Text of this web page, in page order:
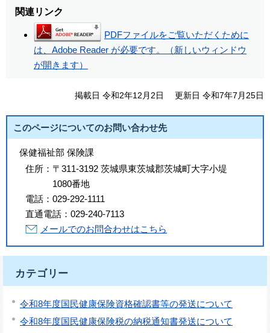
関連リンク
PDFファイルをご覧いただくために
は、Adobe Reader が必要です。（新しいウィンドウ
が開きます）
掲載日 令和2年12月2日 更新日 令和7年7月25日
このページについてのお問い合わせ先
保健福祉部 保険課
住所： 〒311-3192 茨城県東茨城郡茨城町大字小堤
1080番地
電話： 029-292-1111
直通電話： 029-240-7113
メールでのお問合わせはこちら
カテゴリー
令和8年度国民健康保険資格確認書等の発送について
令和8年度国民健康保険税の納税通知書発送について